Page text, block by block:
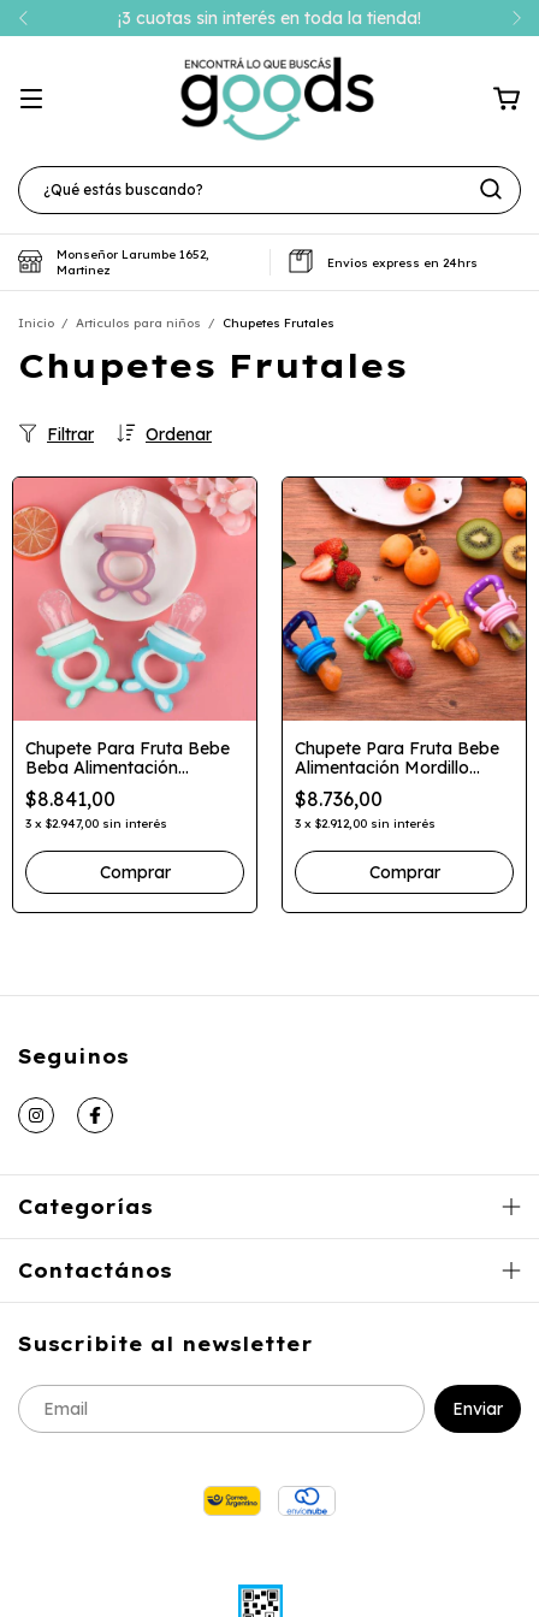
¡3 cuotas sin interés en toda la tienda!
Monseñor Larumbe 1652,
Martinez
Envíos express en 24hrs
Inicio / Articulos para niños / Chupetes Frutales
Chupetes Frutales
Ordenar
Filtrar
Chupete Para Fruta Bebe
Beba Alimentación
Mordillo Silicona
$8.841,00
3 x $2.947,00 sin interés
Comprar
Chupete Para Fruta Bebe
Alimentación Mordillo
Silicona Star
$8.736,00
3 x $2.912,00 sin interés
Comprar
Seguinos
Categorías
Contactános
Suscribite al newsletter